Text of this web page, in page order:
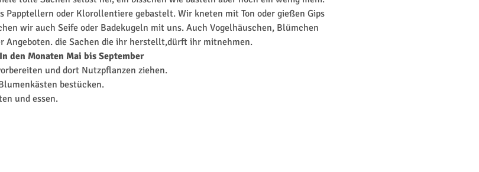
Papptellern oder Klorollentiere gebastelt. Wir kneten mit Ton oder gießen Gips
wir auch Seife oder Badekugeln mit uns. Auch Vogelhäuschen, Blümchen
Angeboten. die Sachen die ihr herstellt,dürft ihr mitnehmen.
den Monaten Mai bis September
und dort Nutzpflanzen ziehen.
bestücken.
und essen.